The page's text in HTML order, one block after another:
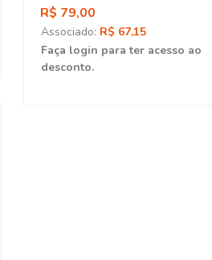
R$ 79,00
Associado: R$ 67,15
Faça login para ter acesso ao
desconto.